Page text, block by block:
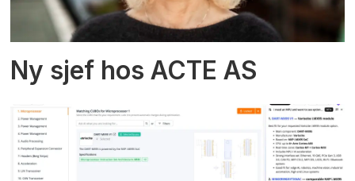
Ny sjef hos ACTE AS